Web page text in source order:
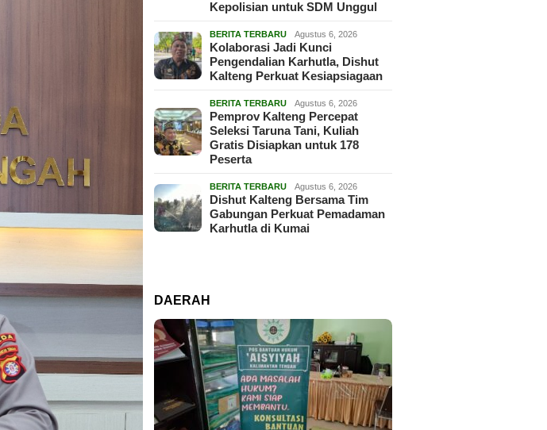
Kepolisian untuk SDM Unggul
BERITA TERBARU Agustus 6, 2026
Kolaborasi Jadi Kunci
Pengendalian Karhutla, Dishut
Kalteng Perkuat Kesiapsiagaan
BERITA TERBARU Agustus 6, 2026
Pemprov Kalteng Percepat
Seleksi Taruna Tani, Kuliah
Gratis Disiapkan untuk 178
Peserta
BERITA TERBARU Agustus 6, 2026
Dishut Kalteng Bersama Tim
Gabungan Perkuat Pemadaman
Karhutla di Kumai
DAERAH